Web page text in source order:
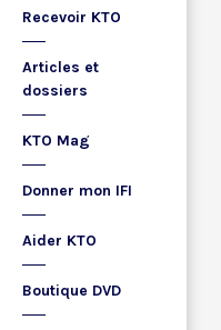
Recevoir KTO
Articles et
dossiers
KTO Mag
Donner mon IFI
Aider KTO
Boutique DVD